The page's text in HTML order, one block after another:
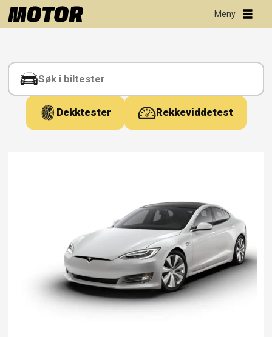
Tag:
ny
modellDekktester Rekkeviddetest